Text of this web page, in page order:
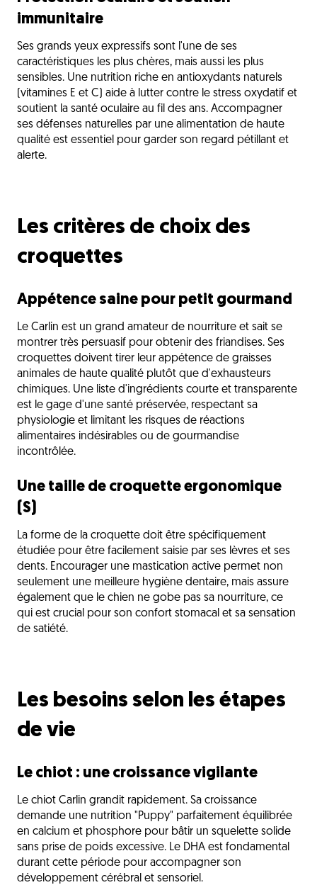
immunitaire
Ses grands yeux expressifs sont l'une de ses
caractéristiques les plus chères, mais aussi les plus
sensibles. Une nutrition riche en antioxydants naturels
(vitamines E et C) aide à lutter contre le stress oxydatif et
soutient la santé oculaire au fil des ans. Accompagner
ses défenses naturelles par une alimentation de haute
qualité est essentiel pour garder son regard pétillant et
alerte.
Les critères de choix des
croquettes
Appétence saine pour petit gourmand
Le Carlin est un grand amateur de nourriture et sait se
montrer très persuasif pour obtenir des friandises. Ses
croquettes doivent tirer leur appétence de graisses
animales de haute qualité plutôt que d'exhausteurs
chimiques. Une liste d'ingrédients courte et transparente
est le gage d'une santé préservée, respectant sa
physiologie et limitant les risques de réactions
alimentaires indésirables ou de gourmandise
incontrôlée.
Une taille de croquette ergonomique
(S)
La forme de la croquette doit être spécifiquement
étudiée pour être facilement saisie par ses lèvres et ses
dents. Encourager une mastication active permet non
seulement une meilleure hygiène dentaire, mais assure
également que le chien ne gobe pas sa nourriture, ce
qui est crucial pour son confort stomacal et sa sensation
de satiété.
Les besoins selon les étapes
de vie
Le chiot : une croissance vigilante
Le chiot Carlin grandit rapidement. Sa croissance
demande une nutrition "Puppy" parfaitement équilibrée
en calcium et phosphore pour bâtir un squelette solide
sans prise de poids excessive. Le DHA est fondamental
durant cette période pour accompagner son
développement cérébral et sensoriel.